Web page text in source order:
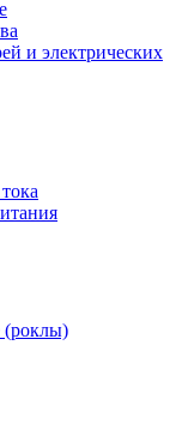
и электрических
(роклы)